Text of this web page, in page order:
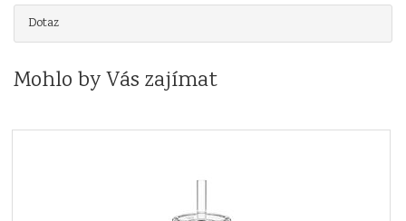
Dotaz
Mohlo by Vás zajímat